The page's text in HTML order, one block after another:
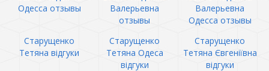
Одесса отзывы
Валерьевна
отзывы
Валерьевна
Одесса отзывы
Старущенко
Тетяна відгуки
Старущенко
Тетяна Одеса
відгуки
Старущенко
Тетяна Євгеніївна
відгуки